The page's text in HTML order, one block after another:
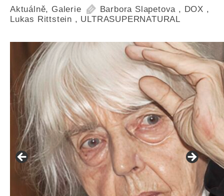
Aktuálně, Galerie Barbora Slapetova , DOX ,
Lukas Rittstein , ULTRASUPERNATURAL